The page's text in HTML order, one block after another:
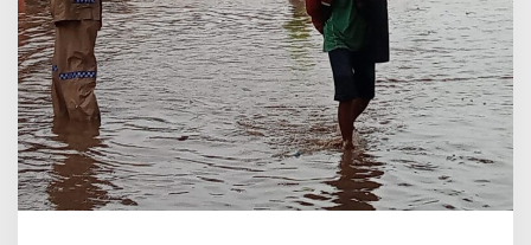
j
a
n
S
e
h
a
r
i
a